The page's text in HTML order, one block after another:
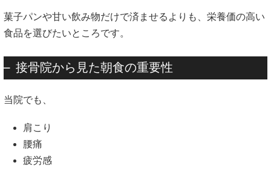
菓子パンや甘い飲み物だけで済ませるよりも、栄養価の高い
食品を選びたいところです。
接骨院から見た朝食の重要性
当院でも、
肩こり
腰痛
疲労感